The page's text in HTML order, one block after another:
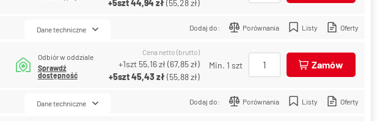
+5szt44,94 zł(55,28 zł)
Dodaj do: Porównania Listy Oferty
Dane techniczne
Odbiór w oddziale
Sprawdź
dostępność
Cena netto (brutto)
+1szt 55,16 zł(67,85 zł)
+5szt45,43 zł(55,88 zł)
Min. 1 szt Zamów
Dodaj do: Porównania Listy Oferty
Dane techniczne